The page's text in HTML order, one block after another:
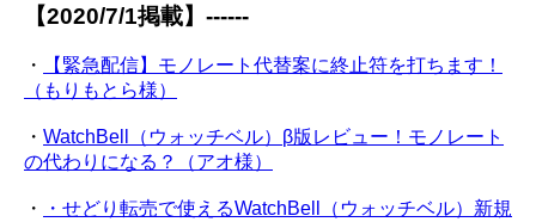
【2020/7/1掲載】------
・
【緊急配信】モノレート代替案に終止符を打ちます！
（もりもとら様）
・ WatchBell（ウォッチベル）β版レビュー！モノレート
の代わりになる？（アオ様）
・
・せどり転売で使えるWatchBell（ウォッチベル）新規